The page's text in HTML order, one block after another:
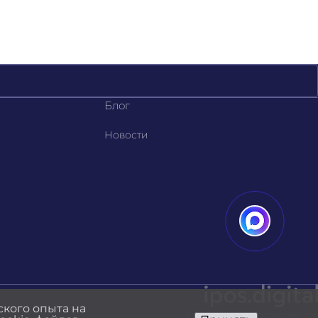
Блог
Новости
Разработка и продвижение
опыта на